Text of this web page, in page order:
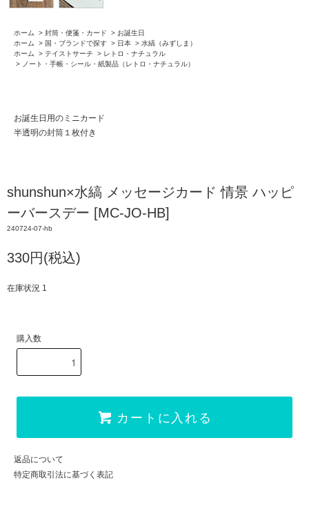
ホーム > 封筒・便箋・カード > お誕生日
ホーム
> 国・ブランドで探す > 日本 > 水縞（みずしま）
ホーム
> テイストサーチ > レトロ・ナチュラル
> ノート・手帳・シール・紙製品（レトロ・ナチュラル）
お誕生日用のミニカード
半透明の封筒１枚付き
shunshun×水縞 メッセージカード 情景 ハッピ
ーバースデー [MC-JO-HB]
240724-07-hb
330円(税込)
在庫状況 1
購入数
カートに入れる
返品について
特定商取引法に基づく表記